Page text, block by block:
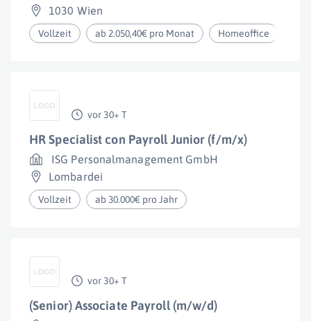
1030 Wien
Vollzeit ab 2.050,40€ pro Monat Homeoffice
vor 30+ T
HR Specialist con Payroll Junior (f/m/x)
ISG Personalmanagement GmbH
Lombardei
Vollzeit ab 30.000€ pro Jahr
vor 30+ T
(Senior) Associate Payroll (m/w/d)